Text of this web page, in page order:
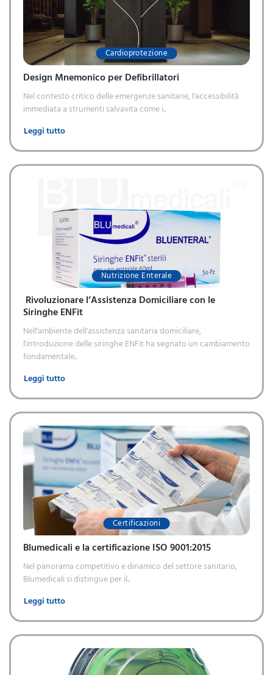
Cardioprotezione
Design Mnemonico per Defibrillatori
Nel contesto critico delle emergenze sanitarie, l'accessibilità
immediata a strumenti salvavita come i..
Leggi tutto
Nutrizione Enterale
Rivoluzionare l’Assistenza Domiciliare con le
Siringhe ENFit
Nell'ambiente dell'assistenza sanitaria domiciliare,
l'introduzione delle siringhe ENFit ha segnato un cambiamento
fondamentale..
Leggi tutto
Certificazioni
Blumedicali e la certificazione ISO 9001:2015
Nel panorama competitivo e dinamico del settore sanitario,
Blumedicali si distingue per il..
Leggi tutto